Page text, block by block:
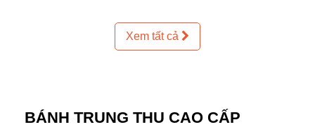
Xem tất cả
BÁNH TRUNG THU CAO CẤP